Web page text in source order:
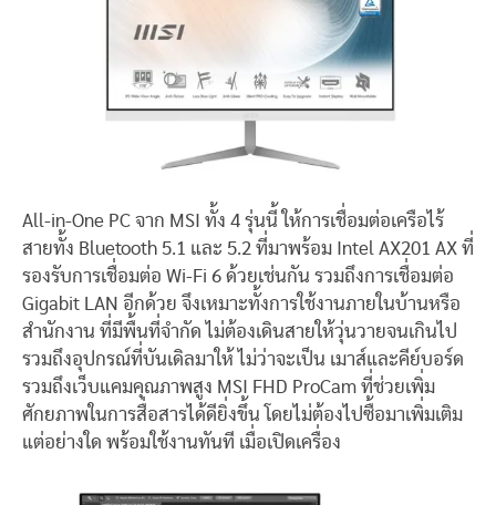
All-in-One PC จาก MSI ทั้ง 4 รุ่นนี้ ให้การเชื่อมต่อเครือไร้
สายทั้ง Bluetooth 5.1 และ 5.2 ที่มาพร้อม Intel AX201 AX ที่
รองรับการเชื่อมต่อ Wi-Fi 6 ด้วยเช่นกัน รวมถึงการเชื่อมต่อ
Gigabit LAN อีกด้วย จึงเหมาะทั้งการใช้งานภายในบ้านหรือ
สำนักงาน ที่มีพื้นที่จำกัด ไม่ต้องเดินสายให้วุ่นวายจนเกินไป
รวมถึงอุปกรณ์ที่บันเดิลมาให้ ไม่ว่าจะเป็น เมาส์และคีย์บอร์ด
รวมถึงเว็บแคมคุณภาพสูง MSI FHD ProCam ที่ช่วยเพิ่ม
ศักยภาพในการสื่อสารได้ดียิ่งขึ้น โดยไม่ต้องไปซื้อมาเพิ่มเติม
แต่อย่างใด พร้อมใช้งานทันที เมื่อเปิดเครื่อง